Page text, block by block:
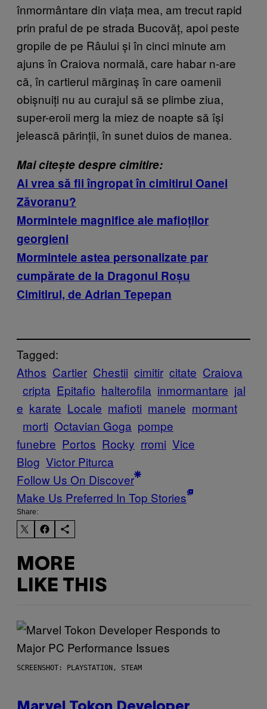
înmormântare din viața mea, am trecut rapid
prin praful de pe strada Bucovăț, apoi peste
gropile de pe Râului și în cinci minute am
ajuns în Craiova normală, care habar n-are
că, în cartierul mărginaș în care oamenii
obișnuiți nu au curajul să se plimbe ziua,
super-eroii merg la miez de noapte să își
jelească părinții, în sunet duios de manea.
Mai citește despre cimitire:
Ai vrea să fii îngropat în cimitirul Oanei
Zăvoranu?
Mormintele magnifice ale mafioților
georgieni
Mormintele astea personalizate par
cumpărate de la Dragonul Roșu
Cimitirul, de Adrian Tepepan
Tagged:
Athos Cartier Chestii cimitir citate Craiova
cripta Epitafio halterofila inmormantare jal
e karate Locale mafioti manele mormant
morti Octavian Goga pompe
funebre Portos Rocky rromi Vice
Blog Victor Piturca
Follow Us On Discover
Make Us Preferred In Top Stories
Share:
MORE
LIKE THIS
SCREENSHOT: PLAYSTATION, STEAM